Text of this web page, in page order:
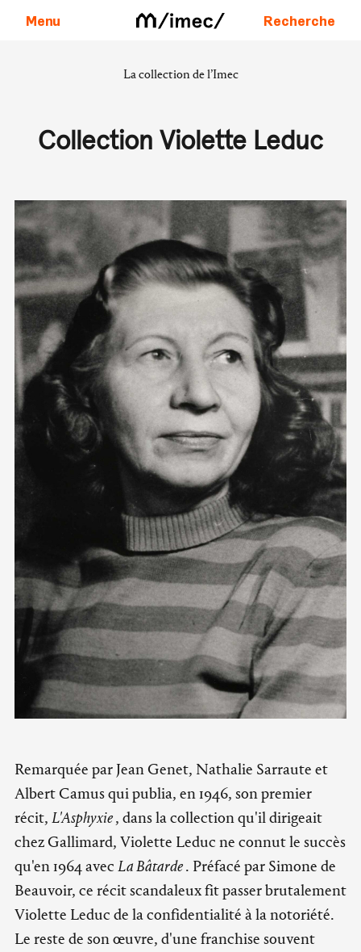
Menu Recherche
La collection de l’Imec
Collection Violette Leduc
Remarquée par Jean Genet, Nathalie Sarraute et
Albert Camus qui publia, en 1946, son premier
récit, L'Asphyxie, dans la collection qu'il dirigeait
chez Gallimard, Violette Leduc ne connut le succès
qu'en 1964 avec La Bâtarde. Préfacé par Simone de
Beauvoir, ce récit scandaleux fit passer brutalement
Violette Leduc de la confidentialité à la notoriété.
Le reste de son œuvre, d'une franchise souvent